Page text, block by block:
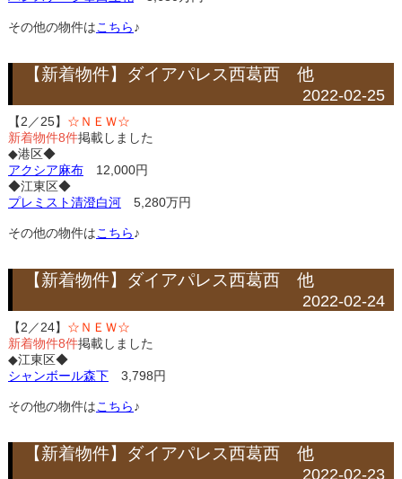
その他の物件はこちら♪
【新着物件】ダイアパレス西葛西 他
2022-02-25
【2／25】 ☆ＮＥＷ☆
新着物件8件掲載しました
◆港区◆
アクシア麻布12,000円
◆江東区◆
プレミスト清澄白河5,280万円
その他の物件はこちら♪
【新着物件】ダイアパレス西葛西 他
2022-02-24
【2／24】 ☆ＮＥＷ☆
新着物件8件掲載しました
◆江東区◆
シャンボール森下3,798円
その他の物件はこちら♪
【新着物件】ダイアパレス西葛西 他
2022-02-23